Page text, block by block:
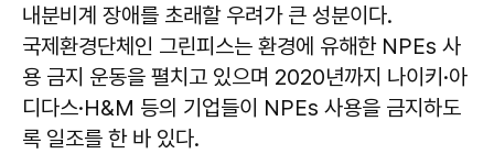
내분비계 장애를 초래할 우려가 큰 성분이다.
국제환경단체인 그린피스는 환경에 유해한 NPEs 사
용 금지 운동을 펼치고 있으며 2020년까지 나이키·아
디다스·H&M 등의 기업들이 NPEs 사용을 금지하도
록 일조를 한 바 있다.